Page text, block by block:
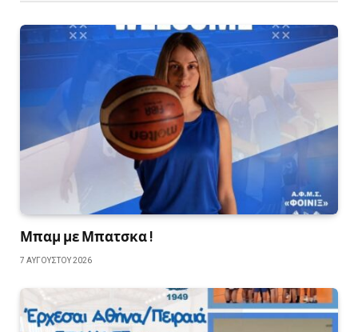
Μπαμ με Μπατσκα !
7 ΑΥΓΟΎΣΤΟΥ 2026